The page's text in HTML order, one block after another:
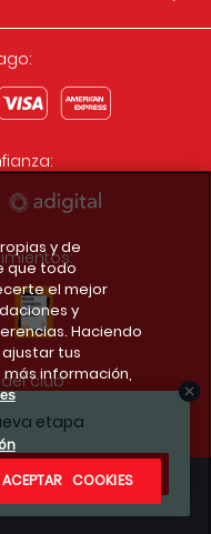
etapa
club
y de
que todo
el mejor
y
Haciendo
ajustar tus
información,
ACEPTAR COOKIES